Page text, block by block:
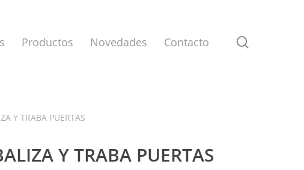
Productos Novedades Contacto
Y TRABA PUERTAS
Y TRABA PUERTAS